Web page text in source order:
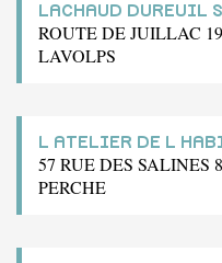
LACHAUD DUREUIL
ROUTE DE JUILLAC
LAVOLPS
L ATELIER DE L
57 RUE DES SALINES
PERCHE